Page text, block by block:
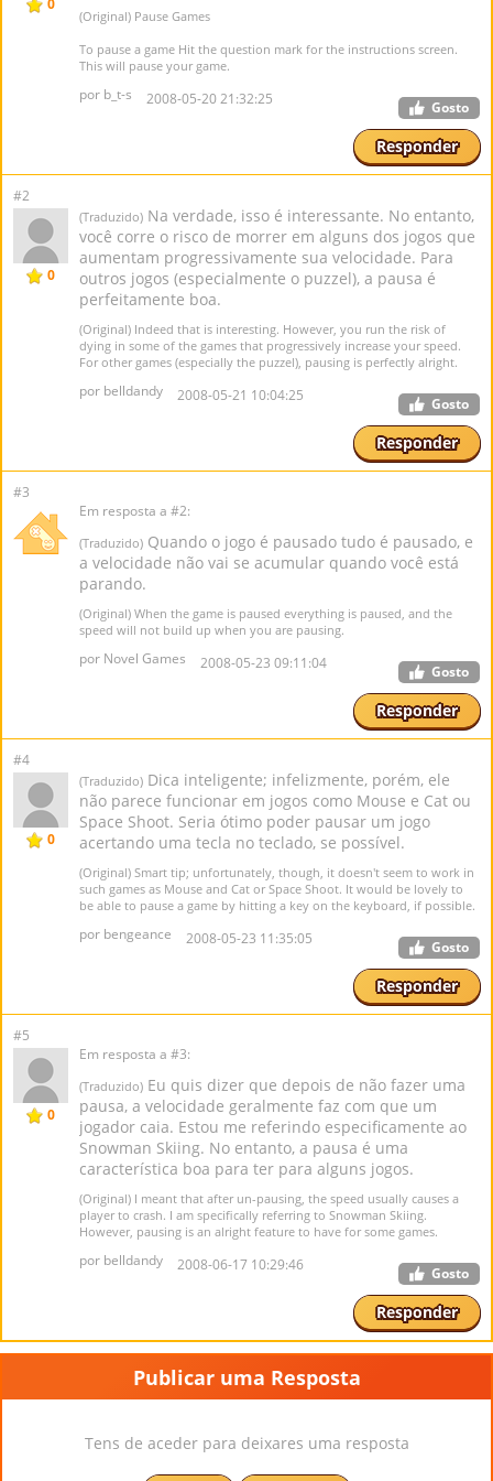
0
(Original) Pause Games
To pause a game Hit the question mark for the instructions screen.
This will pause your game.
por b_t-s 2008-05-20 21:32:25 Gosto
Responder
#2
0
(Traduzido) Na verdade, isso é interessante. No entanto,
você corre o risco de morrer em alguns dos jogos que
aumentam progressivamente sua velocidade. Para
outros jogos (especialmente o puzzel), a pausa é
perfeitamente boa.
(Original) Indeed that is interesting. However, you run the risk of
dying in some of the games that progressively increase your speed.
For other games (especially the puzzel), pausing is perfectly alright.
por belldandy 2008-05-21 10:04:25 Gosto
Responder
#3
Em resposta a #2:
(Traduzido) Quando o jogo é pausado tudo é pausado, e
a velocidade não vai se acumular quando você está
parando.
(Original) When the game is paused everything is paused, and the
speed will not build up when you are pausing.
por Novel Games 2008-05-23 09:11:04 Gosto
Responder
#4
0
(Traduzido) Dica inteligente; infelizmente, porém, ele
não parece funcionar em jogos como Mouse e Cat ou
Space Shoot. Seria ótimo poder pausar um jogo
acertando uma tecla no teclado, se possível.
(Original) Smart tip; unfortunately, though, it doesn't seem to work in
such games as Mouse and Cat or Space Shoot. It would be lovely to
be able to pause a game by hitting a key on the keyboard, if possible.
por bengeance 2008-05-23 11:35:05 Gosto
Responder
#5
0
Em resposta a #3:
(Traduzido) Eu quis dizer que depois de não fazer uma
pausa, a velocidade geralmente faz com que um
jogador caia. Estou me referindo especificamente ao
Snowman Skiing. No entanto, a pausa é uma
característica boa para ter para alguns jogos.
(Original) I meant that after un-pausing, the speed usually causes a
player to crash. I am specifically referring to Snowman Skiing.
However, pausing is an alright feature to have for some games.
por belldandy 2008-06-17 10:29:46 Gosto
Responder
Publicar uma Resposta
Tens de aceder para deixares uma resposta